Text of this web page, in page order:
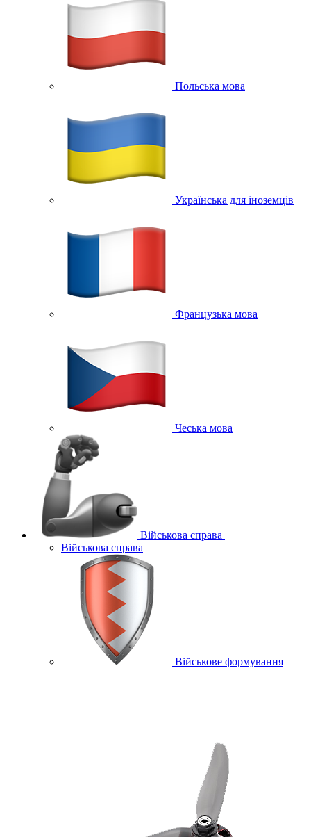
Польська мова
Українська для іноземців
Французька мова
Чеська мова
Військова справа
Військова справа
Військове формування